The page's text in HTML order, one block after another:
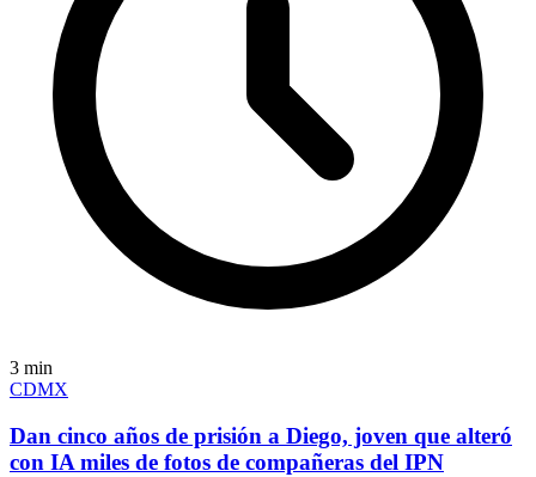
3 min
CDMX
Dan cinco años de prisión a Diego, joven que alteró
con IA miles de fotos de compañeras del IPN